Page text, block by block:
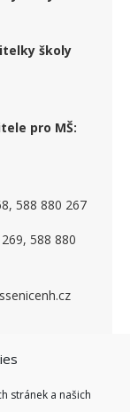
stránek a našich
školy
pro MŠ:
588 880 267
588 880